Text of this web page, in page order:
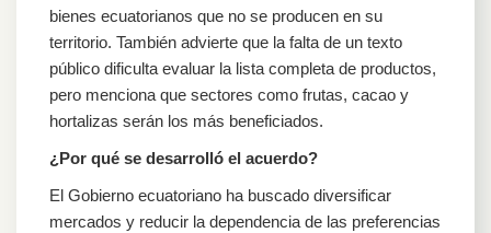
bienes ecuatorianos que no se producen en su
territorio. También advierte que la falta de un texto
público dificulta evaluar la lista completa de productos,
pero menciona que sectores como frutas, cacao y
hortalizas serán los más beneficiados.
¿Por qué se desarrolló el acuerdo?
El Gobierno ecuatoriano ha buscado diversificar
mercados y reducir la dependencia de las preferencias